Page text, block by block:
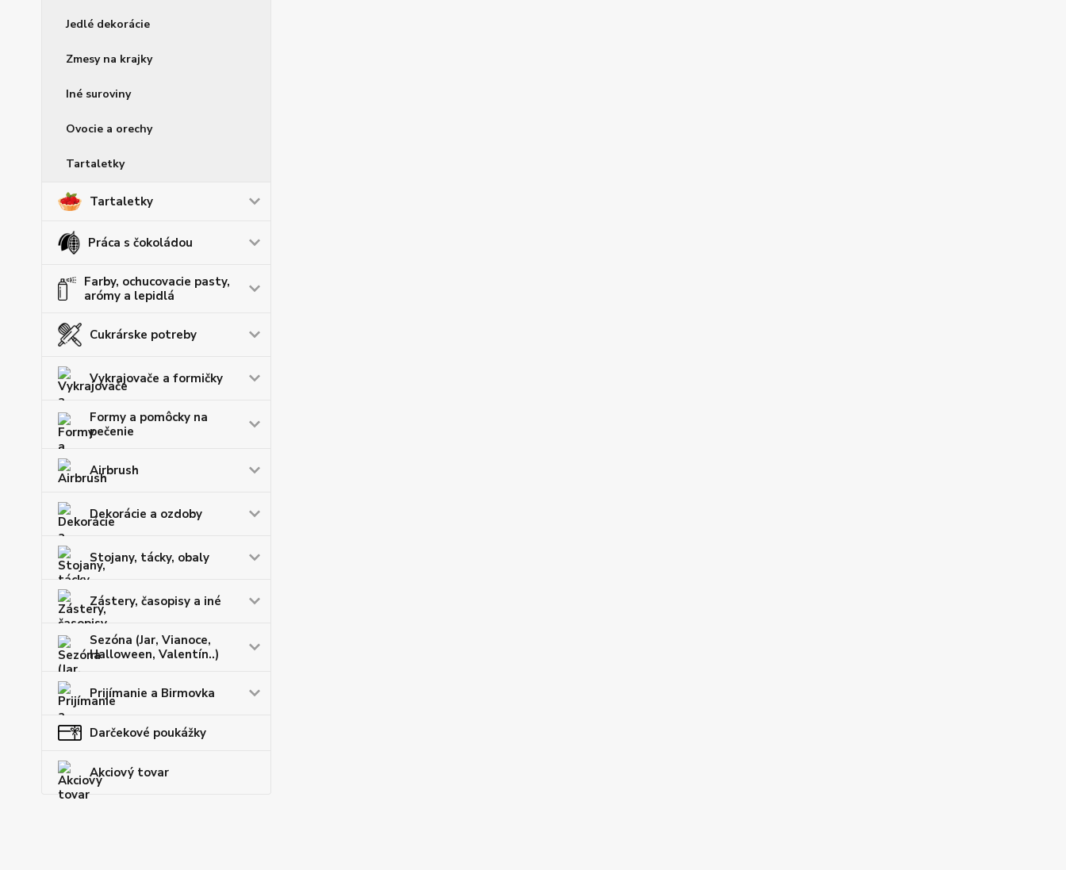
Jedlé dekorácie
Zmesy na krajky
Iné suroviny
Ovocie a orechy
Tartaletky
Tartaletky
Práca s čokoládou
Farby, ochucovacie pasty,
arómy a lepidlá
Cukrárske potreby
Vykrajovače a formičky
Formy a pomôcky na
pečenie
Airbrush
Dekorácie a ozdoby
Stojany, tácky, obaly
Zástery, časopisy a iné
Sezóna (Jar, Vianoce,
Halloween, Valentín..)
Prijímanie a Birmovka
Darčekové poukážky
Akciový tovar